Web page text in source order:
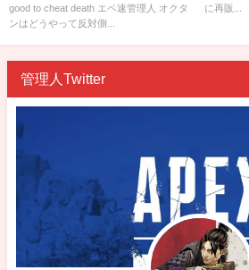
good to cheat death エペ速管理人 オクタ
ンはどうやって反対側...
に再販...
管理人Twitter